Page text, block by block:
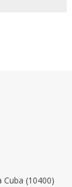
Cuba (10400)